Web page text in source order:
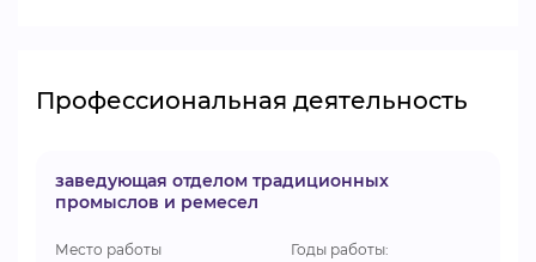
Профессиональная деятельность
заведующая отделом традиционных
промыслов и ремесел
Место работы
Годы работы: